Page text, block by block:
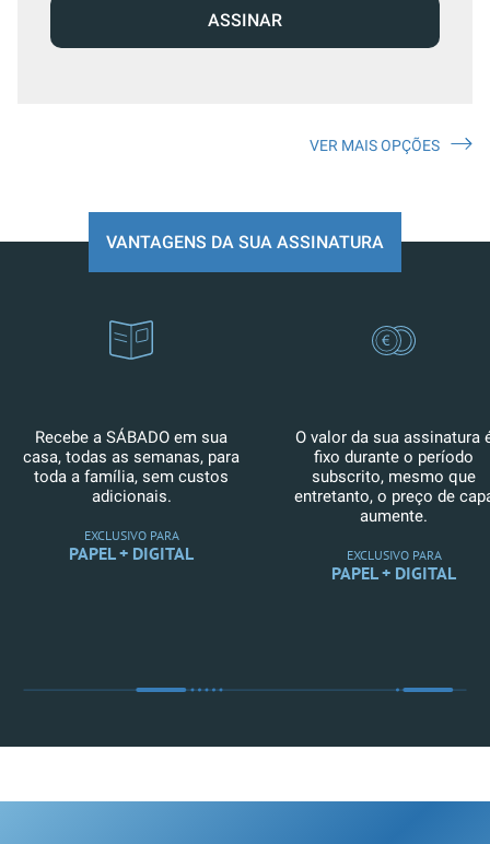
ASSINAR
VER MAIS OPÇÕES
VANTAGENS DA SUA ASSINATURA
Recebe a SÁBADO em sua
casa, todas as semanas, para
toda a família, sem custos
adicionais.
EXCLUSIVO PARA
PAPEL + DIGITAL
O valor da sua assinatura
fixo durante o período
subscrito, mesmo que
entretanto, o preço de
aumente.
EXCLUSIVO PARA
PAPEL + DIGITAL